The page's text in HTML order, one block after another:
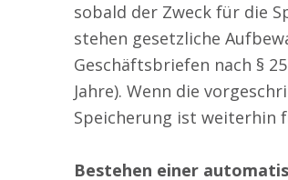
sobald der Zweck für die
stehen gesetzliche
Geschäftsbriefen nach §
Jahre). Wenn die
Speicherung ist weiterhin
Bestehen einer